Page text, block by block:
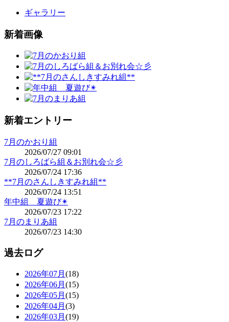
ギャラリー
新着画像
新着エントリー
7月のかおり組
2026/07/27 09:01
7月のしろばら組＆お別れ会☆彡
2026/07/24 17:36
**7月のさんしきすみれ組**
2026/07/24 13:51
年中組 夏遊び✴
2026/07/23 17:22
7月のまりあ組
2026/07/23 14:30
過去ログ
2026年07月 (18)
2026年06月 (15)
2026年05月 (15)
2026年04月 (3)
2026年03月 (19)